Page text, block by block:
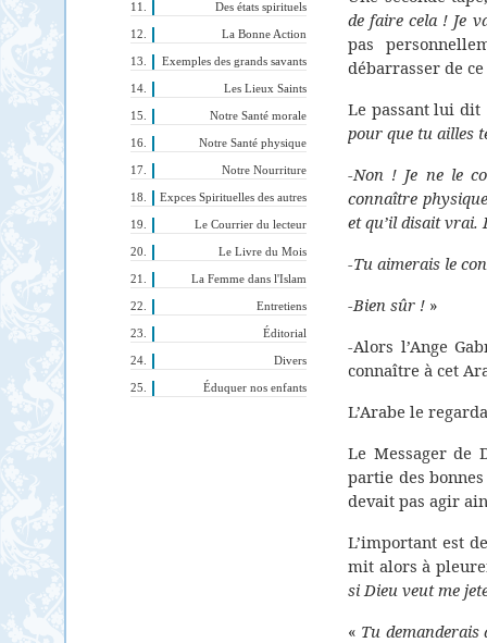
Des états spirituels
La Bonne Action
Exemples des grands savants
Les Lieux Saints
Notre Santé morale
Notre Santé physique
Notre Nourriture
Expces Spirituelles des autres
Le Courrier du lecteur
Le Livre du Mois
La Femme dans l'Islam
Entretiens
Éditorial
Divers
Éduquer nos enfants
de faire cela ! Je
pas
débarrasser de
Le passant lui
pour que tu ailles
-Non ! Je ne le
connaître
et qu’il disait vrai.
-Tu aimerais le
-Bien sûr ! »
-Alors l’Ange
connaître à cet
L’Arabe le
Le Messager de
partie des
devait pas agir
L’important est
mit alors à
si Dieu veut me
« Tu demanderais